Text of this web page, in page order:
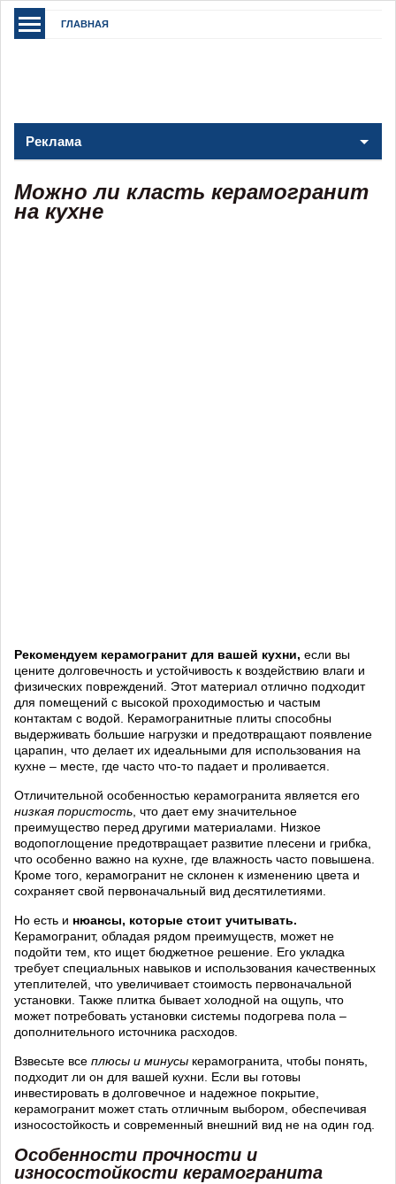
ГЛАВНАЯ
Реклама
Можно ли класть керамогранит
на кухне
Рекомендуем керамогранит для вашей кухни, если вы
цените долговечность и устойчивость к воздействию влаги и
физических повреждений. Этот материал отлично подходит
для помещений с высокой проходимостью и частым
контактам с водой. Керамогранитные плиты способны
выдерживать большие нагрузки и предотвращают появление
царапин, что делает их идеальными для использования на
кухне – месте, где часто что-то падает и проливается.
Отличительной особенностью керамогранита является его
низкая пористость , что дает ему значительное
преимущество перед другими материалами. Низкое
водопоглощение предотвращает развитие плесени и грибка,
что особенно важно на кухне, где влажность часто повышена.
Кроме того, керамогранит не склонен к изменению цвета и
сохраняет свой первоначальный вид десятилетиями.
Но есть и нюансы, которые стоит учитывать.
Керамогранит, обладая рядом преимуществ, может не
подойти тем, кто ищет бюджетное решение. Его укладка
требует специальных навыков и использования качественных
утеплителей, что увеличивает стоимость первоначальной
установки. Также плитка бывает холодной на ощупь, что
может потребовать установки системы подогрева пола –
дополнительного источника расходов.
Взвесьте все плюсы и минусы керамогранита, чтобы понять,
подходит ли он для вашей кухни. Если вы готовы
инвестировать в долговечное и надежное покрытие,
керамогранит может стать отличным выбором, обеспечивая
износостойкость и современный внешний вид не на один год.
Особенности прочности и
износостойкости керамогранита